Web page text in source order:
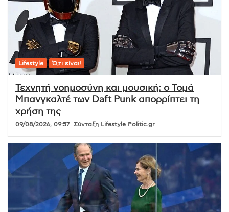
Lifestyle Ό,τι είναι!
Τεχνητή νοημοσύνη και μουσική: ο Τομά
Μπανγκαλτέ των Daft Punk απορρίπτει τη
χρήση της
09/08/2026, 09:57 Σύνταξη Lifestyle Politic.gr